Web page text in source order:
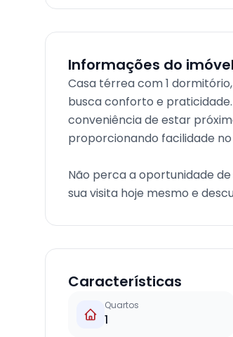
Informações do imóvel
Casa térrea com 1
busca conforto e
conveniência de estar
proporcionando facilidade no
Não perca a oportunidade
sua visita hoje mesmo e
Características
Quartos
1